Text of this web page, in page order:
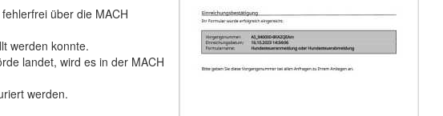
über die MACH
werden konnte.
landet, wird es in der MACH
werden.